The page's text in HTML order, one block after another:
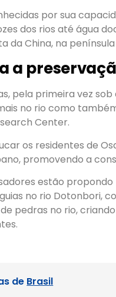
por sua
dos rios até água
da China, na
a
pela primeira vez
no rio como
Center.
os residentes de
promovendo a
estão
no rio Dotonbori,
pedras no rio,
de Brasil